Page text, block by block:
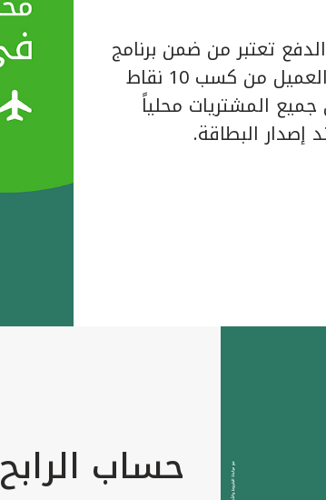
تعتبر من ضمن برنامج
المكافآت الخاص ببيت التمويل الكويتي حيث يتمكن العميل من كسب 10 نقاط
على جميع المشتريات محلياً
حساب الرابح